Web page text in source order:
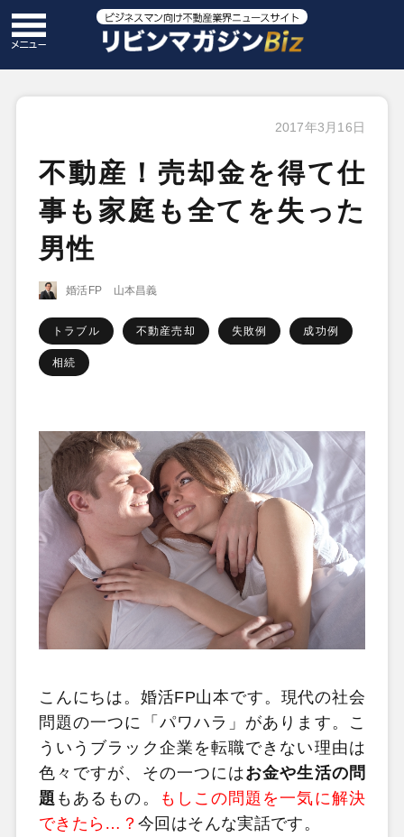
2017年3月16日
不動産！売却金を得て仕
事も家庭も全てを失った
男性
婚活FP 山本昌義
トラブル 不動産売却 失敗例 成功例
相続
こんにちは。婚活FP山本です。現代の社会
問題の一つに「パワハラ」があります。こ
ういうブラック企業を転職できない理由は
色々ですが、その一つにはお金や生活の問
題 もあるもの。
もしこの問題を一気に解決
できたら…？今回はそんな実話です。